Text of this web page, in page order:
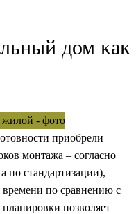
дом как
приобрели
монтажа – согласно
по стандартизации),
времени по сравнению с
планировки позволяет